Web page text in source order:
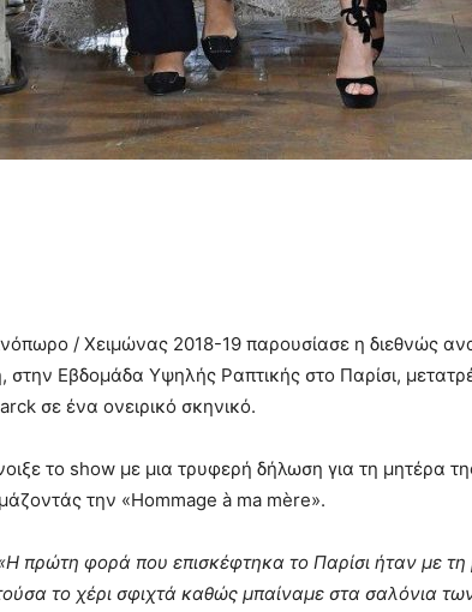
/ Χειμώνας 2018-19 παρουσίασε η διεθνώς
στην Εβδομάδα Υψηλής Ραπτικής στο Παρίσι,
σε ένα ονειρικό σκηνικό.
το show με μια τρυφερή δήλωση για τη μητέρα
την «Hommage à ma mère».
πρώτη φορά που επισκέφτηκα το Παρίσι ήταν με
το χέρι σφιχτά καθώς μπαίναμε στα σαλόνια